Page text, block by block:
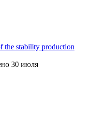
the stability production
30 июля